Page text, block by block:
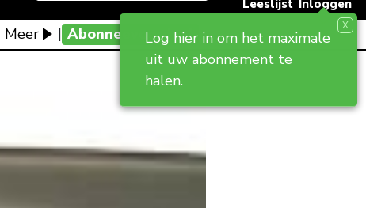
Log hier in om het maximale
uit uw abonnement te
halen.
X
Meer | Abonneevoordeel